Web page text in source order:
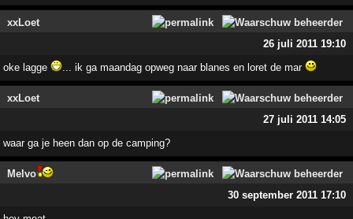
xxLoet
26 juli 2011 19:10
oke lagge ... ik ga maandag opweg naar blanes en loret de mar
xxLoet
27 juli 2011 14:05
waar ga je heen dan op de camping?
Melvo
30 september 2011 17:10